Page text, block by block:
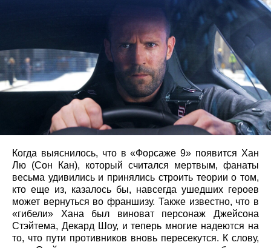
Когда выяснилось, что в «Форсаже 9» появится Хан
Лю (Сон Кан), который считался мертвым, фанаты
весьма удивились и принялись строить теории о том,
кто еще из, казалось бы, навсегда ушедших героев
может вернуться во франшизу. Также известно, что в
«гибели» Хана был виноват персонаж Джейсона
Стэйтема, Декард Шоу, и теперь многие надеются на
то, что пути противников вновь пересекутся. К слову,